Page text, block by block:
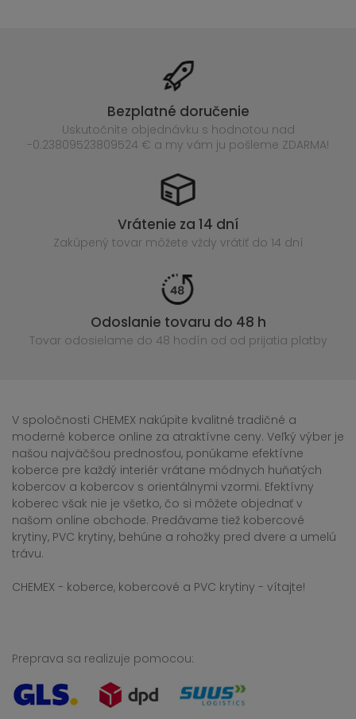
Bezplatné doručenie
Uskutočnite objednávku s hodnotou nad
-0.23809523809524 € a my vám ju pošleme ZDARMA!
Vrátenie za 14 dní
Zakúpený tovar môžete vždy vrátiť do 14 dní
Odoslanie tovaru do 48 h
Tovar odosielame do 48 hodín od od prijatia platby
V spoločnosti CHEMEX nakúpite kvalitné tradičné a
moderné koberce online za atraktívne ceny. Veľký výber je
našou najväčšou prednosťou, ponúkame efektívne
koberce pre každý interiér vrátane módnych huňatých
kobercov a kobercov s orientálnymi vzormi. Efektívny
koberec však nie je všetko, čo si môžete objednať v
našom online obchode. Predávame tiež kobercové
krytiny, PVC krytiny, behúne a rohožky pred dvere a umelú
trávu.
CHEMEX - koberce, kobercové a PVC krytiny - vítajte!
Preprava sa realizuje pomocou: